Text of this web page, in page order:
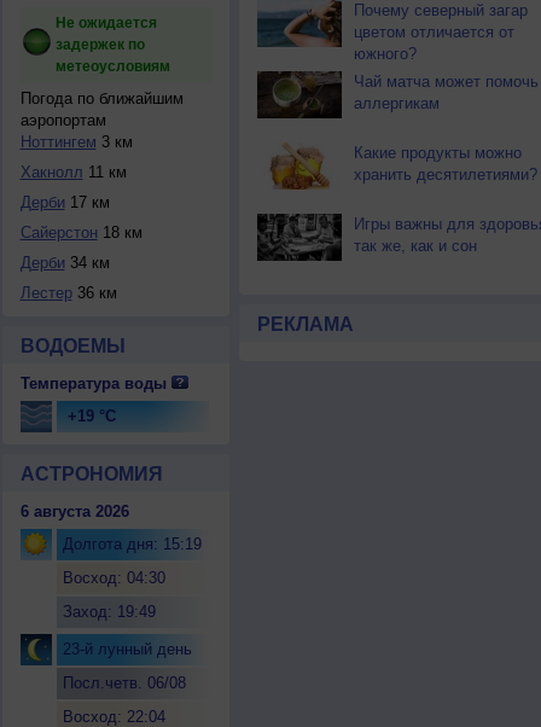
Не ожидается
задержек по
метеоусловиям
Погода по ближайшим
аэропортам
Ноттингем 3 км
Хакнолл 11 км
Дерби 17 км
Сайерстон 18 км
Дерби 34 км
Лестер36 км
ВОДОЕМЫ
Температура воды
+19 °C
АСТРОНОМИЯ
6 августа 2026
Долгота дня: 15:19
Восход: 04:30
Заход: 19:49
23-й лунный день
Посл.четв. 06/08
Восход: 22:04
Почему северный загар
цветом отличается от
южного?
Чай матча может помочь
аллергикам
Какие продукты можно
хранить десятилетиями?
Игры важны для
так же, как и сон
РЕКЛАМА